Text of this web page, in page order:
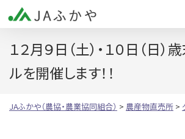
１２月９日（土）・１０日（日
ルを開催します！！
JAふかや（農協・農業協同組合） > 農産物直売所 >